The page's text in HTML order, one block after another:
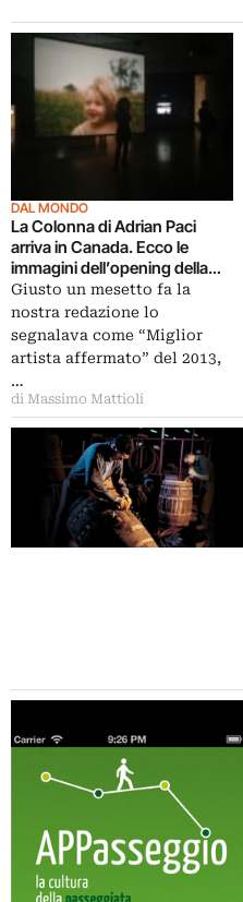
DAL MONDO
La Colonna di Adrian Paci
arriva in Canada. Ecco le
immagini dell’opening della
mostra al Musée d’art
contemporain de Montréal
Giusto un mesetto fa la
nostra redazione lo
segnalava come “Miglior
artista affermato” del 2013,
…
di Massimo Mattioli